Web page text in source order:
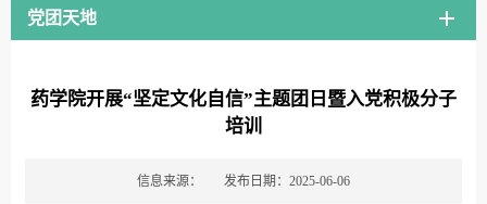
党团天地
药学院开展“坚定文化自信”主题团日暨入党积极分子
培训
信息来源： 发布日期：2025-06-06